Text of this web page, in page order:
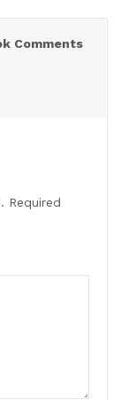
Comments
Required